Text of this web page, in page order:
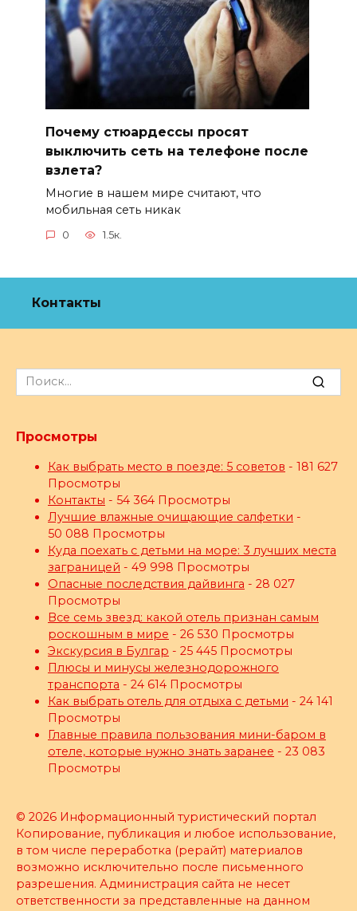
Почему стюардессы просят
выключить сеть на телефоне после
взлета?
Многие в нашем мире считают, что
мобильная сеть никак
0 1.5к.
Контакты
Search
for:
Просмотры
Как выбрать место в поезде: 5 советов - 181 627
Просмотры
Контакты - 54 364 Просмотры
Лучшие влажные очищающие салфетки -
50 088 Просмотры
Куда поехать с детьми на море: 3 лучших места
заграницей - 49 998 Просмотры
Опасные последствия дайвинга - 28 027
Просмотры
Все семь звезд: какой отель признан самым
роскошным в мире - 26 530 Просмотры
Экскурсия в Булгар - 25 445 Просмотры
Плюсы и минусы железнодорожного
транспорта - 24 614 Просмотры
Как выбрать отель для отдыха с детьми - 24 141
Просмотры
Главные правила пользования мини-баром в
отеле, которые нужно знать заранее - 23 083
Просмотры
© 2026 Информационный туристический портал
Копирование, публикация и любое использование,
в том числе переработка (рерайт) материалов
возможно исключительно после письменного
разрешения. Администрация сайта не несет
ответственности за представленные на данном